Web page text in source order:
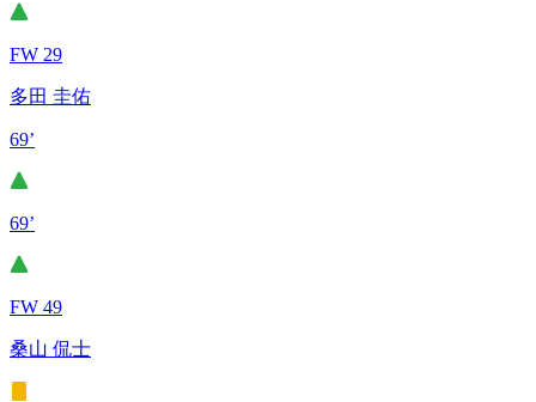
FW 29
多田 圭佑
69’
69’
FW 49
桑山 侃士